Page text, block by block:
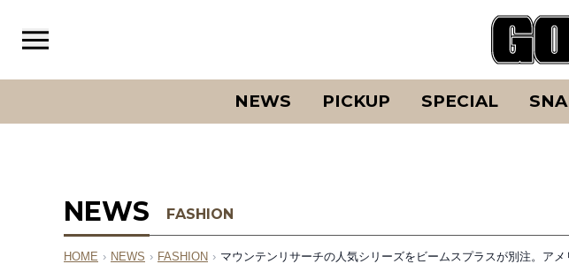
NEWS PICKUP SPECIAL
NEWS FASHION
HOME › NEWS › FASHION › マウンテンリサーチの人気シリーズをビームスプラスが別注。ア